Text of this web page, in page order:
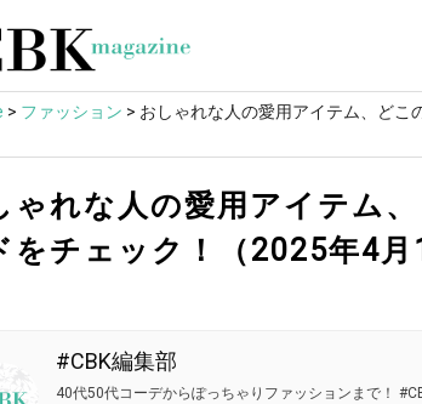
> ファッション > おしゃれな人の愛用アイテム、どこ
ゃれな人の愛用アイテム
をチェック！（2025年4月
#CBK編集部
40代50代コーデからぽっちゃりファッションまで！